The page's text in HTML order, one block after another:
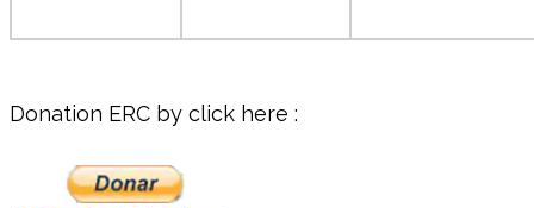
Donation ERC by click here :